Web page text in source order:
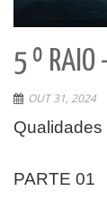
5 º RAIO
OUT 31, 2024
PARTE 01